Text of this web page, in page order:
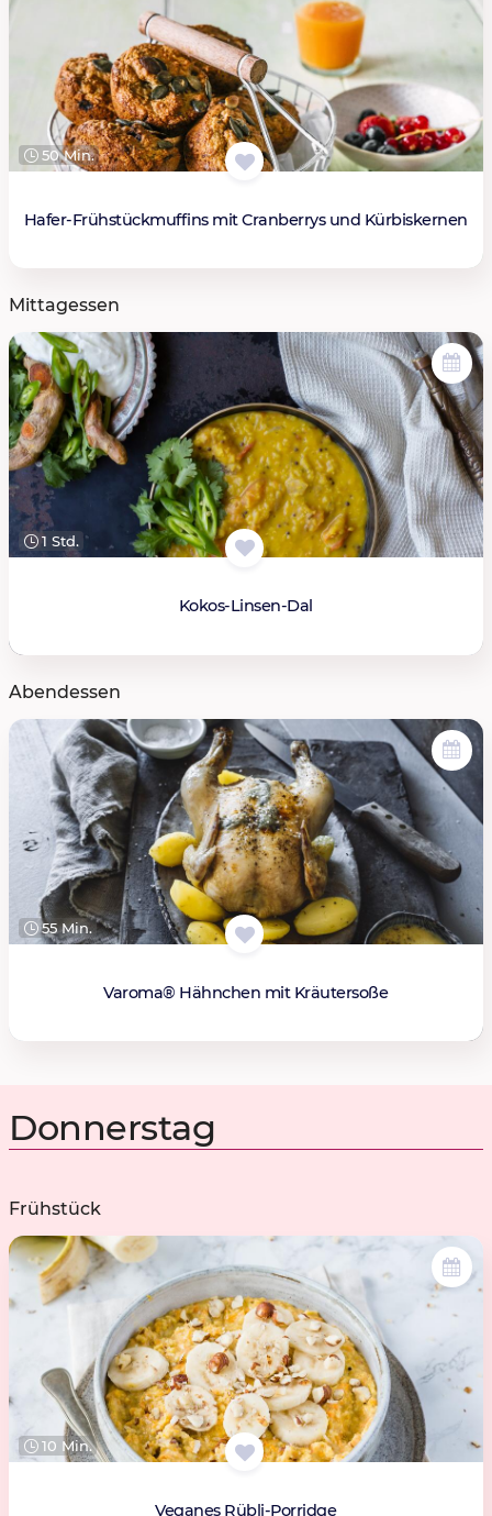
50 Min.
Hafer-Frühstückmuffins mit Cranberrys und Kürbiskernen
Mittagessen
1 Std.
Kokos-Linsen-Dal
Abendessen
55 Min.
Varoma® Hähnchen mit Kräutersoße
Donnerstag
Frühstück
10 Min.
Veganes Rübli-Porridge